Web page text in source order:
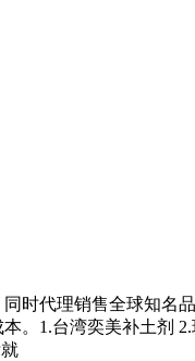
代理销售全球知名
1.台湾奕美补土剂